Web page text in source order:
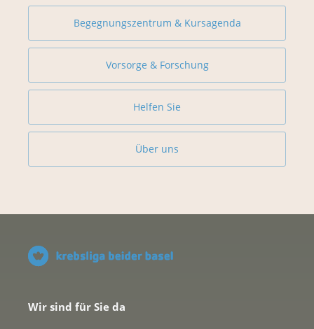
Begegnungszentrum & Kursagenda
Vorsorge & Forschung
Helfen Sie
Über uns
Wir sind für Sie da